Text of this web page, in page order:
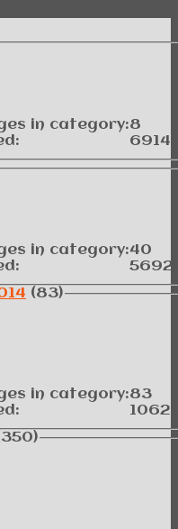
in category:8
6914x
in category:40
(83)
in category:83